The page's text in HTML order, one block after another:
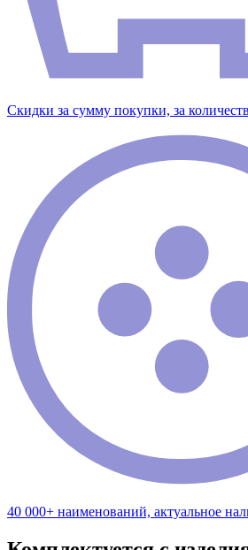
Скидки за сумму покупки, за
40 000+ наименований, актуальное